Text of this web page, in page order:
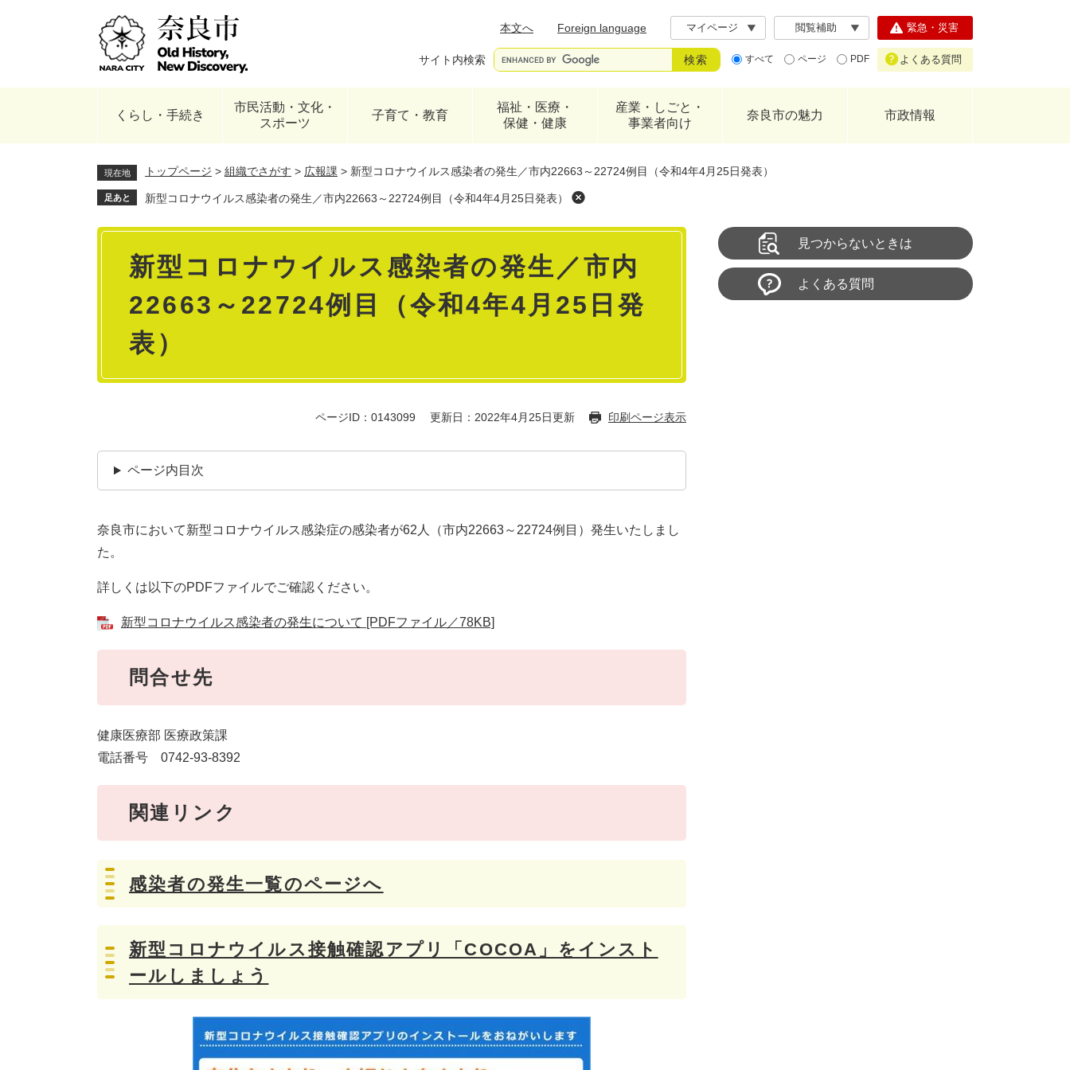
本文へ
Foreign language マイページ 閲覧補助
サイト内検索 すべて ページ PDF
緊急・災害
よくある質問
くらし・手続き
市民活動・文化・
スポーツ
子育て・教育
福祉・医療・
保健・健康
産業・しごと・
事業者向け
奈良市の魅力 市政情報
現在地 トップページ > 組織でさがす > 広報課 > 新型コロナウイルス感染者の発生／市内22663～22724例目（令和4年4月25日発表）
足あと 新型コロナウイルス感染者の発生／市内22663～22724例目（令和4年4月25日発表）
本
新型コロナウイルス感染者の発生／市内
22663～22724例目（令和4年4月25日発
表）
ページID：0143099 更新日：2022年4月25日更新 印刷ページ表示
ページ内目次
奈良市において新型コロナウイルス感染症の感染者が62人（市内22663～22724例目）発生いたしまし
た。
詳しくは以下のPDFファイルでご確認ください。
新型コロナウイルス感染者の発生について [PDFファイル／78KB]
問合せ先
健康医療部 医療政策課
電話番号 0742-93-8392
関連リンク
感染者の発生一覧のページへ
新型コロナウイルス接触確認アプリ「COCOA」をインスト
ールしましょう
見つからないときは
よくある質問